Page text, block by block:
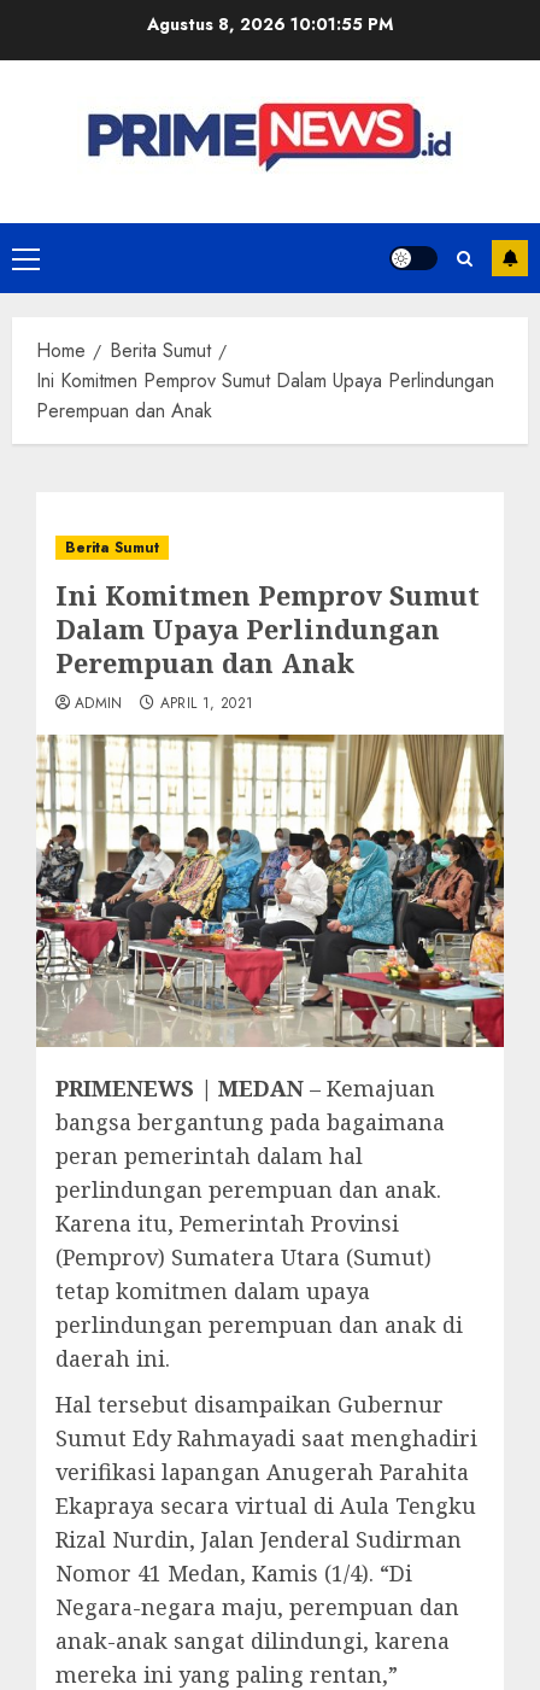
Agustus 8, 2026 10:01:56 PM
Primary
Menu
Home
Berita Sumut
Ini Komitmen Pemprov Sumut Dalam Upaya Perlindungan
Perempuan dan Anak
Berita Sumut
Ini Komitmen Pemprov Sumut
Dalam Upaya Perlindungan
Perempuan dan Anak
ADMIN APRIL 1, 2021
PRIMENEWS | MEDAN – Kemajuan
bangsa bergantung pada bagaimana
peran pemerintah dalam hal
perlindungan perempuan dan anak.
Karena itu, Pemerintah Provinsi
(Pemprov) Sumatera Utara (Sumut)
tetap komitmen dalam upaya
perlindungan perempuan dan anak di
daerah ini.
Hal tersebut disampaikan Gubernur
Sumut Edy Rahmayadi saat menghadiri
verifikasi lapangan Anugerah Parahita
Ekapraya secara virtual di Aula Tengku
Rizal Nurdin, Jalan Jenderal Sudirman
Nomor 41 Medan, Kamis (1/4). “Di
Negara-negara maju, perempuan dan
anak-anak sangat dilindungi, karena
mereka ini yang paling rentan,”